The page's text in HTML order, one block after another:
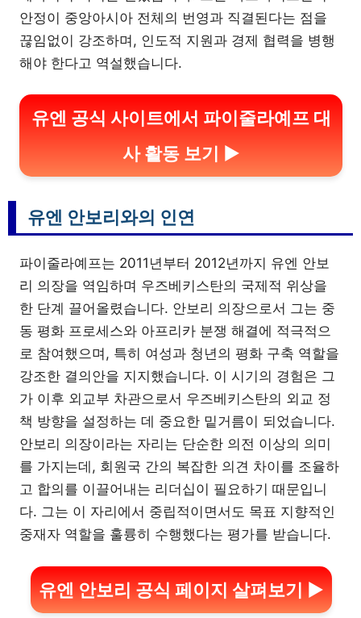
안정이 중앙아시아 전체의 번영과 직결된다는 점을
끊임없이 강조하며, 인도적 지원과 경제 협력을 병행
해야 한다고 역설했습니다.
유엔 공식 사이트에서 파이줄라예프 대
사 활동 보기 ▶
유엔 안보리와의 인연
파이줄라예프는 2011년부터 2012년까지 유엔 안보
리 의장을 역임하며 우즈베키스탄의 국제적 위상을
한 단계 끌어올렸습니다. 안보리 의장으로서 그는 중
동 평화 프로세스와 아프리카 분쟁 해결에 적극적으
로 참여했으며, 특히 여성과 청년의 평화 구축 역할을
강조한 결의안을 지지했습니다. 이 시기의 경험은 그
가 이후 외교부 차관으로서 우즈베키스탄의 외교 정
책 방향을 설정하는 데 중요한 밑거름이 되었습니다.
안보리 의장이라는 자리는 단순한 의전 이상의 의미
를 가지는데, 회원국 간의 복잡한 의견 차이를 조율하
고 합의를 이끌어내는 리더십이 필요하기 때문입니
다. 그는 이 자리에서 중립적이면서도 목표 지향적인
중재자 역할을 훌륭히 수행했다는 평가를 받습니다.
유엔 안보리 공식 페이지 살펴보기 ▶